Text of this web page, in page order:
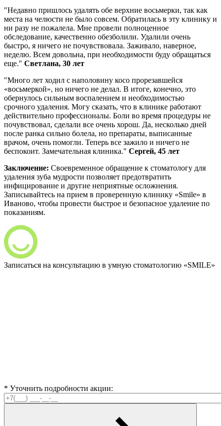
"Недавно пришлось удалять обе верхние восьмерки, так как
места на челюсти не было совсем. Обратилась в эту клинику и
ни разу не пожалела. Мне провели полноценное
обследование, качественно обезболили. Удалили очень
быстро, я ничего не почувствовала. Заживало, наверное,
неделю. Всем довольна, при необходимости буду обращаться
еще." Светлана, 30 лет
"Много лет ходил с наполовину косо прорезавшейся
«восьмеркой», но ничего не делал. В итоге, конечно, это
обернулось сильным воспалением и необходимостью
срочного удаления. Могу сказать, что в клинике работают
действительно профессионалы. Боли во время процедуры не
почувствовал, сделали все очень хорош. Да, несколько дней
после ранка сильно болела, но препараты, выписанные
врачом, очень помогли. Теперь все зажило и ничего не
беспокоит. Замечательная клиника." Сергей, 45 лет
Заключение: Своевременное обращение к стоматологу для
удаления зуба мудрости позволяет предотвратить
инфицирование и другие неприятные осложнения.
Записывайтесь на прием в проверенную клинику «Smile» в
Иваново, чтобы провести быстрое и безопасное удаление по
показаниям.
Записаться на консультацию в умную стоматологию «SMILE»
* Уточнить подробности акции: